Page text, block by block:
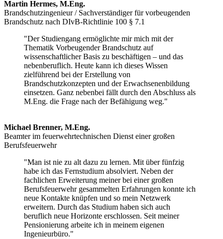
Martin Hermes, M.Eng.
Brandschutzingenieur / Sachverständiger für vorbeugenden
Brandschutz nach DIvB-Richtlinie 100 § 7.1
"Der Studiengang ermöglichte mir mich mit der
Thematik Vorbeugender Brandschutz auf
wissenschaftlicher Basis zu beschäftigen – und das
nebenberuflich. Heute kann ich dieses Wissen
zielführend bei der Erstellung von
Brandschutzkonzepten und der Erwachsenenbildung
einsetzen. Ganz nebenbei fällt durch den Abschluss als
M.Eng. die Frage nach der Befähigung weg."
Michael Brenner, M.Eng.
Beamter im feuerwehrtechnischen Dienst einer großen
Berufsfeuerwehr
"Man ist nie zu alt dazu zu lernen. Mit über fünfzig
habe ich das Fernstudium absolviert. Neben der
fachlichen Erweiterung meiner bei einer großen
Berufsfeuerwehr gesammelten Erfahrungen konnte ich
neue Kontakte knüpfen und so mein Netzwerk
erweitern. Durch das Studium haben sich auch
beruflich neue Horizonte erschlossen. Seit meiner
Pensionierung arbeite ich in meinem eigenen
Ingenieurbüro."